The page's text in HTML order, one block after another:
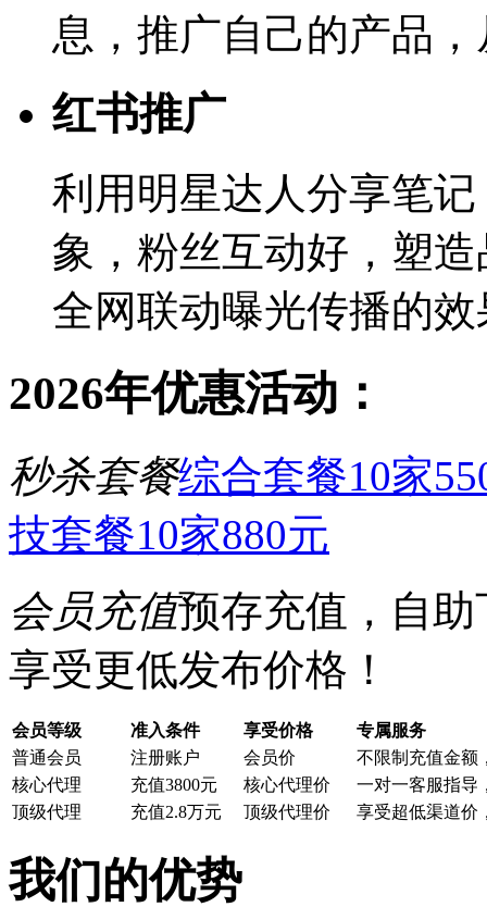
息，推广自己的产品
红书推广
利用明星达人分享笔
象，粉丝互动好，塑
全网联动曝光传播的效
2026年优惠活动：
秒杀套餐综合套餐10家
技套餐10家880元
会员充值预存充值，自
享受更低发布价格！
会员等级 准入条件 享受价格
专属服务
普通会员
注册账户 会员价
不限制充值金额
核心代理
充值3800元 核心代理价
一对一客服指导
顶级代理
充值2.8万元 顶级代理价 享受超低渠道价
我们的优势